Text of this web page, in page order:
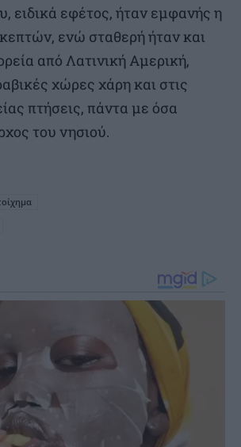
ειδικά εφέτος, ήταν εμφανής η
ενώ σταθερή ήταν και
από Λατινική Αμερική,
χώρες χάρη και στις
πτήσεις, πάντα με όσα
του νησιού.